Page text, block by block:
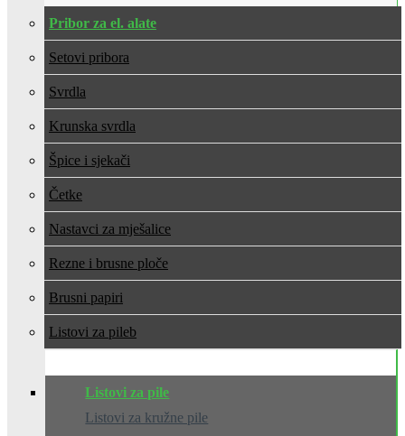
Pribor za el. alate
Setovi pribora
Svrdla
Krunska svrdla
Špice i sjekači
Četke
Nastavci za mješalice
Rezne i brusne ploče
Brusni papiri
Listovi za pile
Listovi za pile
Listovi za kružne pile